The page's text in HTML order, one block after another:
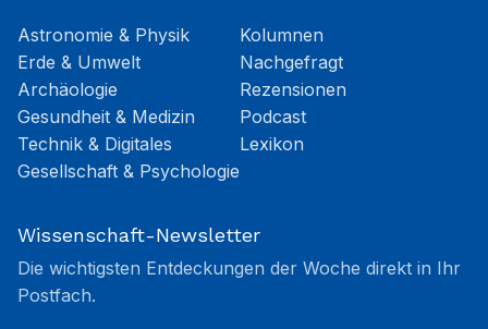
Astronomie & Physik
Erde & Umwelt
Archäologie
Gesundheit & Medizin
Technik & Digitales
Gesellschaft & Psychologie
Kolumnen
Nachgefragt
Rezensionen
Podcast
Lexikon
Wissenschaft-Newsletter
Die wichtigsten Entdeckungen der Woche direkt in Ihr
Postfach.